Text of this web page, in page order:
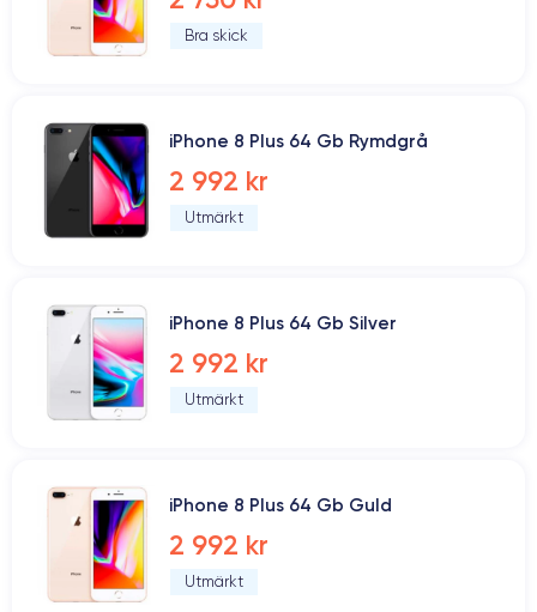
Bra skick
iPhone 8 Plus 64 Gb Rymdgrå
2 992 kr
Utmärkt
iPhone 8 Plus 64 Gb Silver
2 992 kr
Utmärkt
iPhone 8 Plus 64 Gb Guld
2 992 kr
Utmärkt